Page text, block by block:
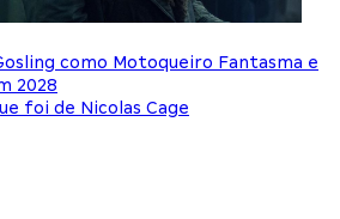
como Motoqueiro Fantasma e
2028
foi de Nicolas Cage